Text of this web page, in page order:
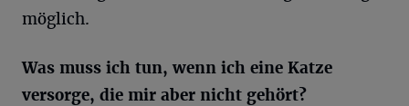
möglich.
Was muss ich tun, wenn ich eine Katze
versorge, die mir aber nicht gehört?